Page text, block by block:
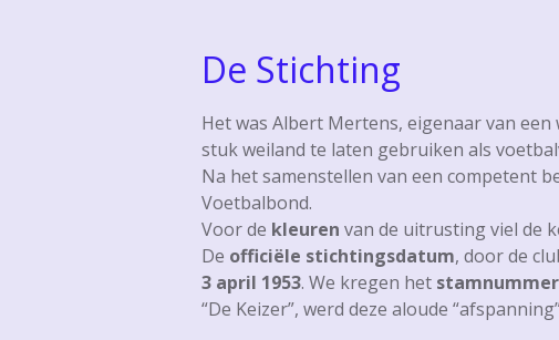
De Stichting
Het was Albert Mertens, eigenaar van
stuk weiland te laten gebruiken als
Na het samenstellen van een competent
Voetbalbond.
Voor de kleuren van de uitrusting viel de
De officiële stichtingsdatum, door de
3 april 1953. We kregen het stamnummer
“De Keizer”, werd deze aloude